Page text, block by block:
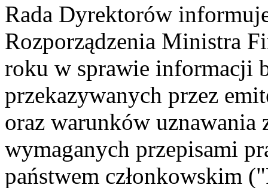
Rada Dyrektorów
Rozporządzenia Ministra
roku w sprawie informacji
przekazywanych przez
oraz warunków
wymaganych przepisami
państwem członkowskim